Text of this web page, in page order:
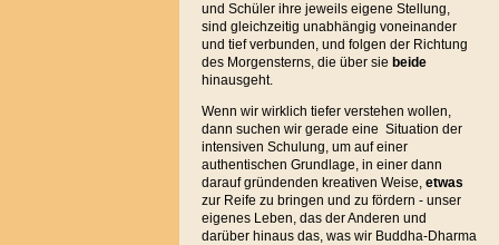
und Schüler ihre jeweils eigene Stellung,
sind gleichzeitig unabhängig voneinander
und tief verbunden, und folgen der Richtung
des Morgensterns, die über sie beide
hinausgeht.
Wenn wir wirklich tiefer verstehen wollen,
dann suchen wir gerade eine Situation der
intensiven Schulung, um auf einer
authentischen Grundlage, in einer dann
darauf gründenden kreativen Weise, etwas
zur Reife zu bringen und zu fördern - unser
eigenes Leben, das der Anderen und
darüber hinaus das, was wir Buddha-Dharma